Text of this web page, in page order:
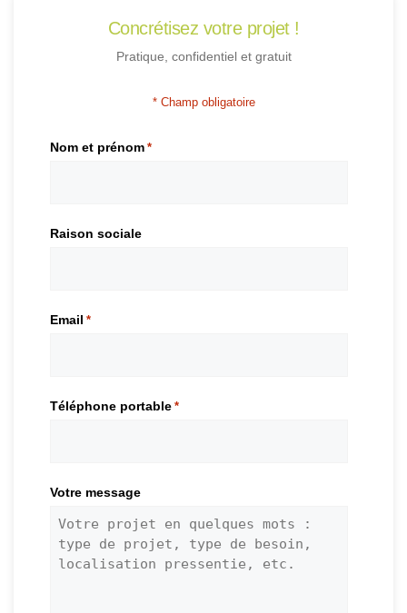
Concrétisez votre projet !
Pratique, confidentiel et gratuit
* Champ obligatoire
Nom et prénom *
Raison sociale
Email *
Téléphone portable *
Votre message